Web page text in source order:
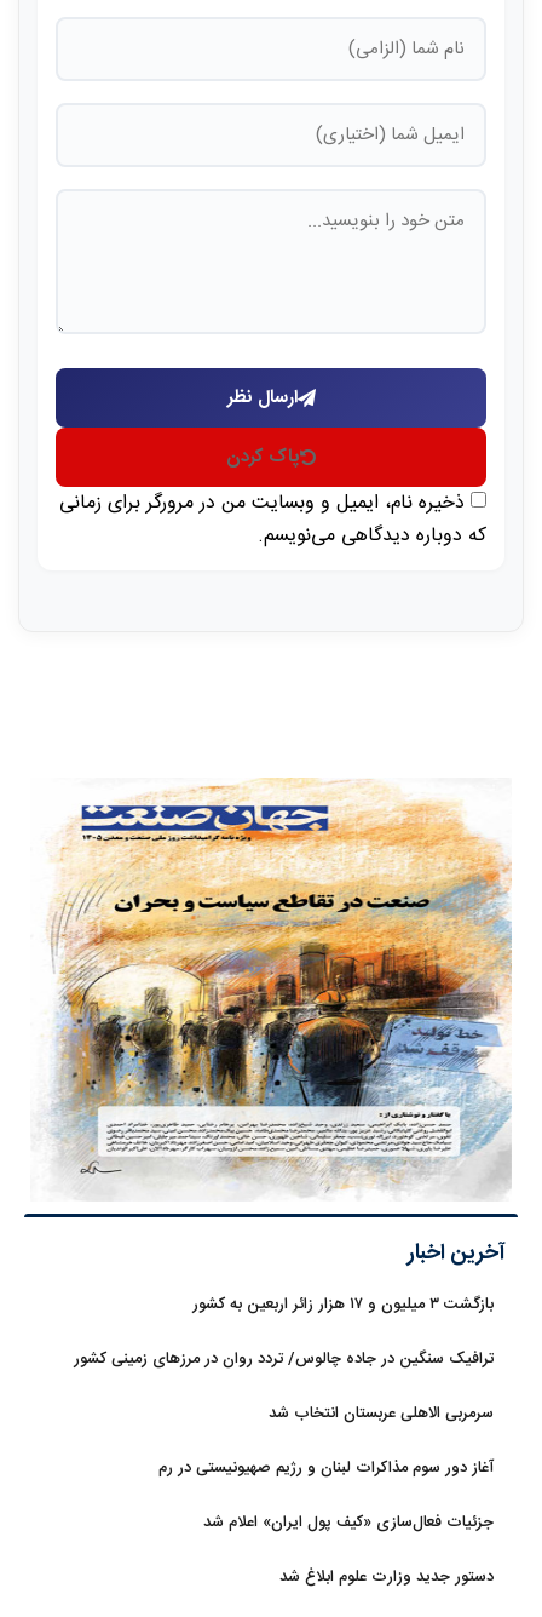
ارسال نظر
پاک کردن
ذخیره نام، ایمیل و وبسایت من در مرورگر برای زمانی
که دوباره دیدگاهی می‌نویسم.
آخرین اخبار
بازگشت ۳ میلیون و ۱۷ هزار زائر اربعین به کشور
ترافیک سنگین در جاده چالوس/ تردد روان در مرزهای زمینی کشور
سرمربی الاهلی عربستان انتخاب شد
آغاز دور سوم مذاکرات لبنان و رژیم صهیونیستی در رم
جزئیات فعال‌سازی «کیف پول ایران» اعلام شد
دستور جدید وزارت علوم ابلاغ شد